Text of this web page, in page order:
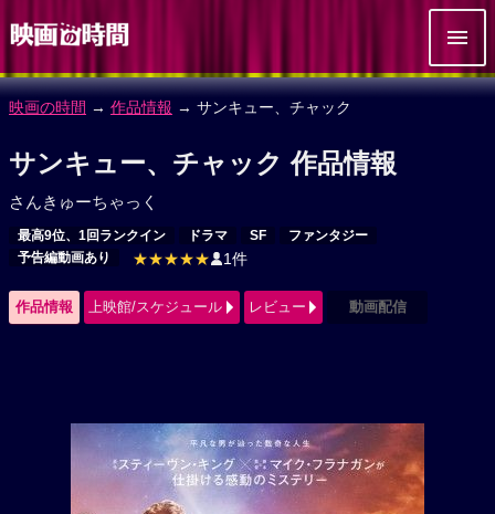
映画の時間 → 作品情報 → サンキュー、チャック
サンキュー、チャック 作品情報
さんきゅーちゃっく
最高9位、1回ランクイン ドラマ SF
ファンタジー
予告編動画あり
★★★★★ 1件
作品情報 上映館/スケジュール レビュー 動画配信